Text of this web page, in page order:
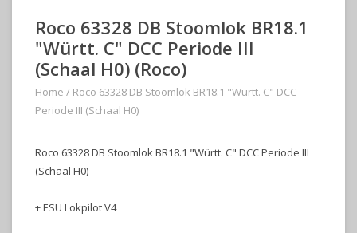
Roco 63328 DB Stoomlok BR18.1
"Württ. C" DCC Periode III
(Schaal H0) (Roco)
Home / Roco 63328 DB Stoomlok BR18.1 "Württ. C" DCC
Periode III (Schaal H0)
Roco 63328 DB Stoomlok BR18.1 "Württ. C" DCC Periode III
(Schaal H0)
+ ESU Lokpilot V4